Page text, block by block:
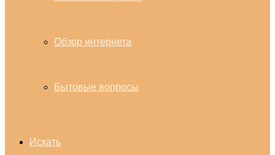
Обзор интернета
Бытовые вопросы
Искать